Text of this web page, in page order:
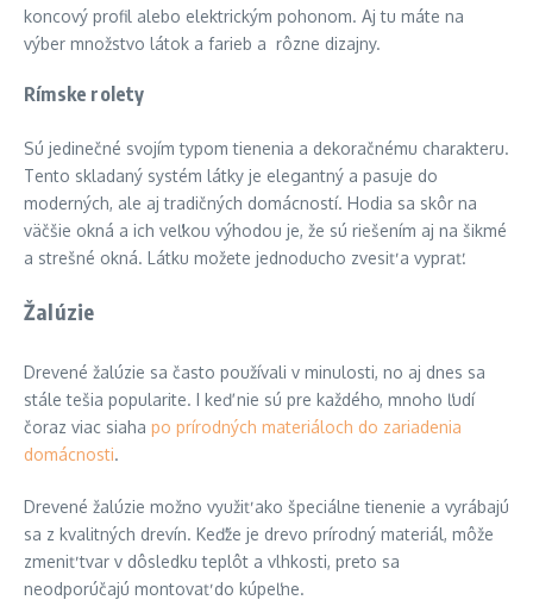
koncový profil alebo elektrickým pohonom. Aj tu máte na
výber množstvo látok a farieb a rôzne dizajny.
Rímske rolety
Sú jedinečné svojím typom tienenia a dekoračnému charakteru.
Tento skladaný systém látky je elegantný a pasuje do
moderných, ale aj tradičných domácností. Hodia sa skôr na
väčšie okná a ich veľkou výhodou je, že sú riešením aj na šikmé
a strešné okná. Látku možete jednoducho zvesiť a vyprať.
Žalúzie
Drevené žalúzie sa často používali v minulosti, no aj dnes sa
stále tešia popularite. I keď nie sú pre každého, mnoho ľudí
čoraz viac siaha po prírodných materiáloch do zariadenia
domácnosti.
Drevené žalúzie možno využiť ako špeciálne tienenie a vyrábajú
sa z kvalitných drevín. Keďže je drevo prírodný materiál, môže
zmeniť tvar v dôsledku teplôt a vlhkosti, preto sa
neodporúčajú montovať do kúpeľne.